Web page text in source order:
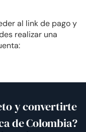
al link de pago y
realizar una
y convertirte
de Colombia?